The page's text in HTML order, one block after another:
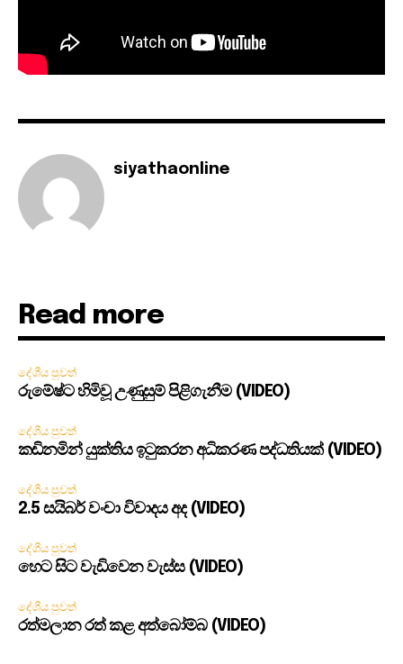
siyathaonline
Read more
දේශීය පුවත්
රුමේෂ්ට හිමිවූ උණුසුම් පිළිගැනීම (VIDEO)
දේශීය පුවත්
කඩිනමින් යුක්තිය ඉටුකරන අධිකරණ පද්ධතියක් (VIDEO)
දේශීය පුවත්
2.5 සයිබර් වංචා විවාදය අද (VIDEO)
දේශීය පුවත්
හෙට සිට වැඩිවෙන වැස්ස (VIDEO)
දේශීය පුවත්
රත්මලාන රත් කළ අත්බෝම්බ (VIDEO)